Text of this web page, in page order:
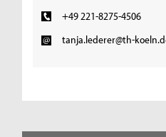
+49 221-8275-4506
tanja.lederer@th-